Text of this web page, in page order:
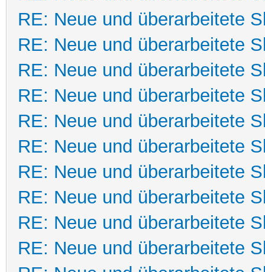
RE: Neue und überarbeitete
RE: Neue und überarbeitete
RE: Neue und überarbeitete
RE: Neue und überarbeitete
RE: Neue und überarbeitete
RE: Neue und überarbeitete
RE: Neue und überarbeitete
RE: Neue und überarbeitete
RE: Neue und überarbeitete
RE: Neue und überarbeitete